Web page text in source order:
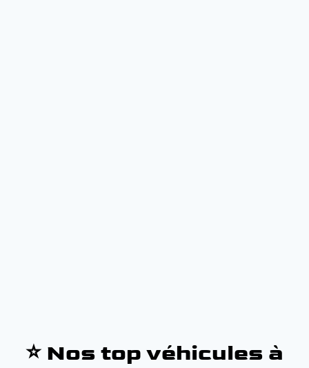
⭐ Nos top véhicules à